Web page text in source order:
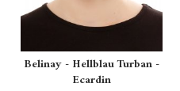
Belinay - Hellblau Turban -
Ecardin